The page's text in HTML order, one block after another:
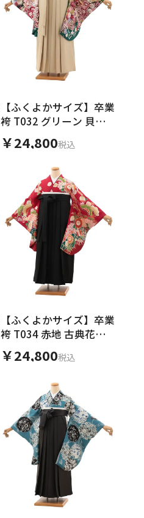
【ふくよかサイズ】卒業
袴 T032 グリーン 貝桶
花づくし×ベージュ
￥24,800税込
【ふくよかサイズ】卒業
袴 T034 赤地 古典花×
黒
￥24,800税込